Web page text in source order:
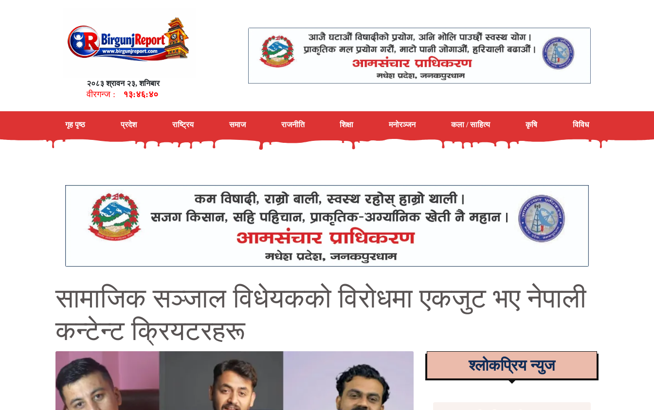
२०८३ श्रावन २३, शनिबार
वीरगन्ज : १३:४६:४१
गृह पृष्ठ प्रदेश राष्ट्रिय समाज राजनीति शिक्षा मनोरञ्जन कला / साहित्य कृषि विविध
सामाजिक सञ्जाल विधेयकको विरोधमा एकजुट भए नेपाली
कन्टेन्ट क्रियटरहरू
श्लोकप्रिय न्युज